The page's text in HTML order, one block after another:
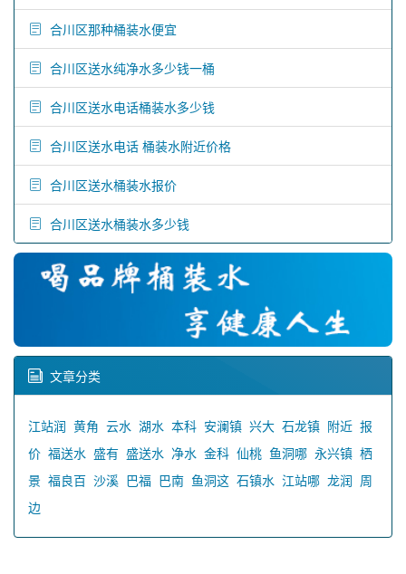
合川区那种桶装水便宜
合川区送水纯净水多少钱一桶
合川区送水电话桶装水多少钱
合川区送水电话 桶装水附近价格
合川区送水桶装水报价
合川区送水桶装水多少钱
文章分类
江站润 黄角 云水 湖水 本科 安澜镇 兴大 石龙镇 附近 报
价 福送水 盛有 盛送水 净水 金科 仙桃 鱼洞哪 永兴镇 栖
景 福良百 沙溪 巴福 巴南 鱼洞这 石镇水 江站哪 龙润 周
边